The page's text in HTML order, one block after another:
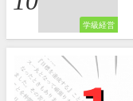
学級経営